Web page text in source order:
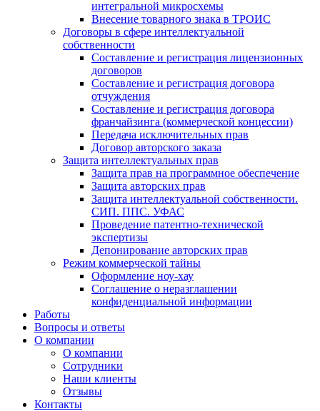
интегральной микросхемы
Внесение товарного знака в ТРОИС
Договоры в сфере интеллектуальной
собственности
Составление и регистрация лицензионных
договоров
Составление и регистрация договора
отчуждения
Составление и регистрация договора
франчайзинга (коммерческой концессии)
Передача исключительных прав
Договор авторского заказа
Защита интеллектуальных прав
Защита прав на программное обеспечение
Защита авторских прав
Защита интеллектуальной собственности.
СИП. ППС. УФАС
Проведение патентно-технической
экспертизы
Депонирование авторских прав
Режим коммерческой тайны
Оформление ноу-хау
Соглашение о неразглашении
конфиденциальной информации
Работы
Вопросы и ответы
О компании
О компании
Сотрудники
Наши клиенты
Отзывы
Контакты